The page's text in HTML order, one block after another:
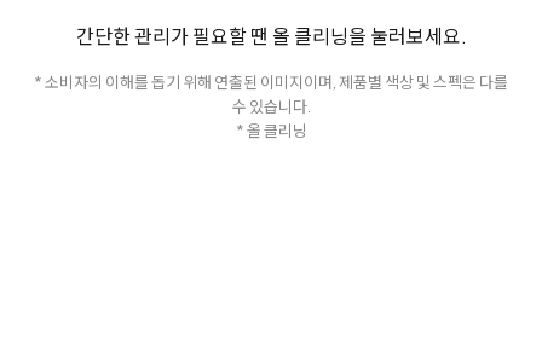
간단한 관리가 필요할 땐 올 클리닝을 눌러보세요.
* 소비자의 이해를 돕기 위해 연출된 이미지이며, 제품별 색상 및 스펙은 다를
수 있습니다.
* 올 클리닝